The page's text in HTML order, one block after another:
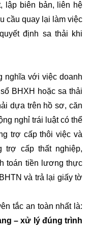
lập biên bản, liên hệ
cầu quay lại làm việc
định sa thải khi
nghĩa với việc doanh
BHXH hoặc sa thải
dựa trên hồ sơ, căn
nghỉ trái luật có thể
trợ cấp thôi việc và
trợ cấp thất nghiệp,
toán tiền lương thực
và trả lại giấy tờ
tắc an toàn nhất là:
– xử lý đúng trình